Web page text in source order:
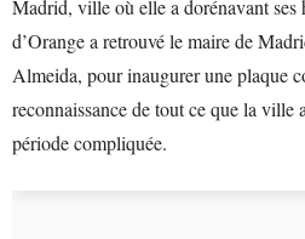
Madrid, ville où elle a dorénavant ses
d’Orange a retrouvé le maire de
Almeida, pour inaugurer une plaque
reconnaissance de tout ce que la ville
période compliquée.